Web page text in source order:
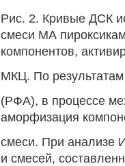
Рис. 2. Кривые ДСК
смеси МА
компонентов,
МКЦ. По
(РФА), в процессе
аморфизация
смеси. При анализе
и смесей,